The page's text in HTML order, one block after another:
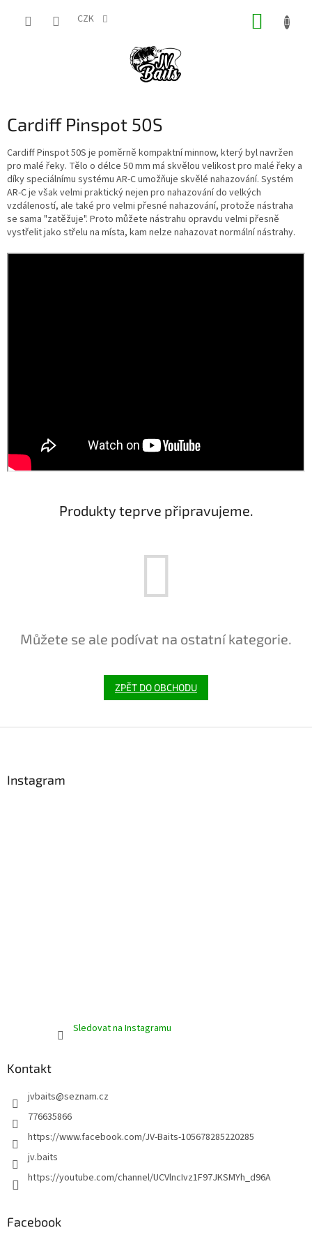
CZK
Cardiff Pinspot 50S
Cardiff Pinspot 50S je poměrně kompaktní minnow, který byl navržen
pro malé řeky. Tělo o délce 50 mm má skvělou velikost pro malé řeky a
díky speciálnímu systému AR-C umožňuje skvělé nahazování. Systém
AR-C je však velmi praktický nejen pro nahazování do velkých
vzdáleností, ale také pro velmi přesné nahazování, protože nástraha
se sama "zatěžuje". Proto můžete nástrahu opravdu velmi přesně
vystřelit jako střelu na místa, kam nelze nahazovat normální nástrahy.
Produkty teprve připravujeme.
Můžete se ale podívat na ostatní kategorie.
ZPĚT DO OBCHODU
Instagram
Sledovat na Instagramu
Kontakt
jvbaits@seznam.cz
776635866
https://www.facebook.com/JV-Baits-105678285220285
jv.baits
https://youtube.com/channel/UCVlncIvz1F97JKSMYh_d96A
Facebook